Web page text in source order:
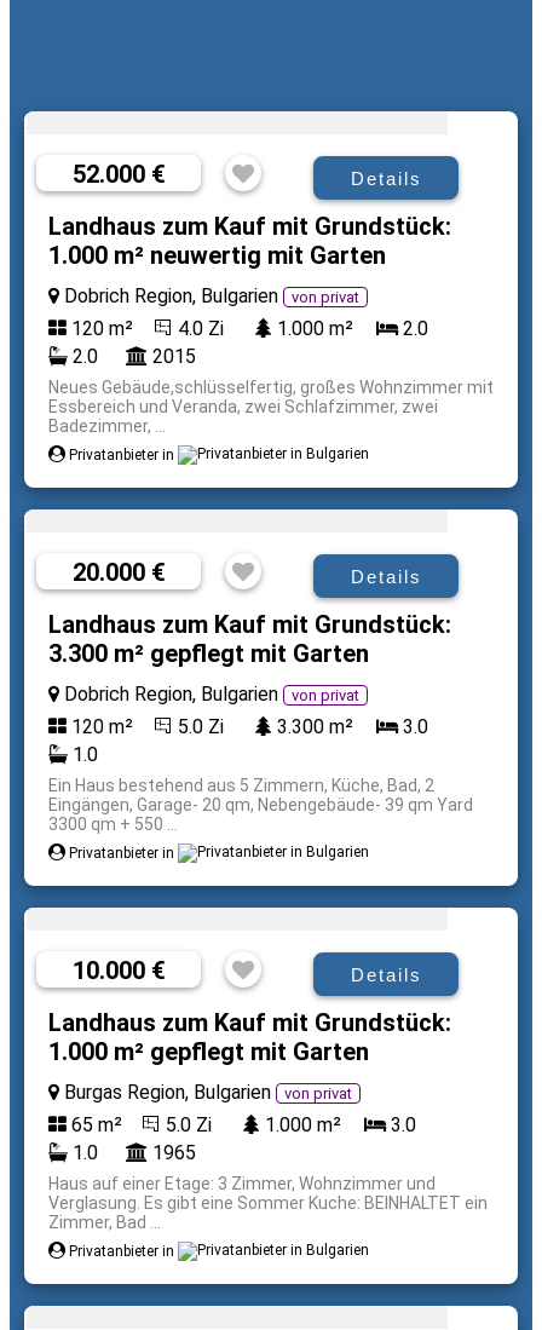
52.000 € Details
Landhaus zum Kauf mit Grundstück:
1.000 m² neuwertig mit Garten
Dobrich Region, Bulgarien von privat
120 m² 4.0 Zi 1.000 m²
2.0
2.0
2015
Neues Gebäude,schlüsselfertig, großes Wohnzimmer mit
Essbereich und Veranda, zwei Schlafzimmer, zwei
Badezimmer, ...
Privatanbieter in
20.000 € Details
Landhaus zum Kauf mit Grundstück:
3.300 m² gepflegt mit Garten
Dobrich Region, Bulgarien von privat
120 m² 5.0 Zi 3.300 m²
3.0
1.0
Ein Haus bestehend aus 5 Zimmern, Küche, Bad, 2
Eingängen, Garage- 20 qm, Nebengebäude- 39 qm Yard
3300 qm + 550 ...
Privatanbieter in
10.000 € Details
Landhaus zum Kauf mit Grundstück:
1.000 m² gepflegt mit Garten
Burgas Region, Bulgarien von privat
65 m² 5.0 Zi 1.000 m²
3.0
1.0
1965
Haus auf einer Etage: 3 Zimmer, Wohnzimmer und
Verglasung. Es gibt eine Sommer Kuche: BEINHALTET ein
Zimmer, Bad ...
Privatanbieter in